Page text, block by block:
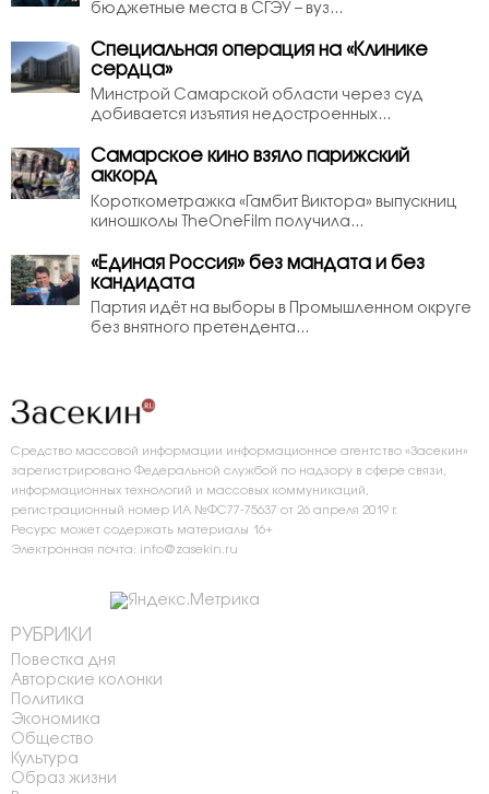
бюджетные места в СГЭУ – вуз...
Специальная операция на «Клинике
сердца»
Минстрой Самарской области через суд
добивается изъятия недостроенных...
Самарское кино взяло парижский
аккорд
Короткометражка «Гамбит Виктора» выпускниц
киношколы TheOneFilm получила...
«Единая Россия» без мандата и без
кандидата
Партия идёт на выборы в Промышленном округе
без внятного претендента...
Средство массовой информации информационное агентство «Засекин»
зарегистрировано Федеральной службой по надзору в сфере связи,
информационных технологий и массовых коммуникаций,
регистрационный номер ИА №ФС77-75637 от 26 апреля 2019 г.
Ресурс может содержать материалы 16+
Электронная почта: info@zasekin.ru
РУБРИКИ
Повестка дня
Авторские колонки
Политика
Экономика
Общество
Культура
Образ жизни